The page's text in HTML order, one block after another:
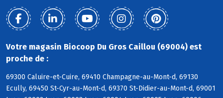
Votre magasin Biocoop Du Gros Caillou (69004) est
proche de :
69300 Caluire-et-Cuire, 69410 Champagne-au-Mont-d, 69130
Ecully, 69450 St-Cyr-au-Mont-d, 69370 St-Didier-au-Mont-d, 69001